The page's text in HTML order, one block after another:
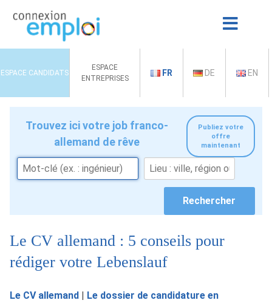
ESPACE CANDIDATS
ESPACE
ENTREPRISES
FR DE EN
Publiez votre
offre
maintenant
Trouvez ici votre job franco-
allemand de rêve
Le CV allemand : 5 conseils pour
rédiger votre Lebenslauf
Le CV allemand | Le dossier de candidature en